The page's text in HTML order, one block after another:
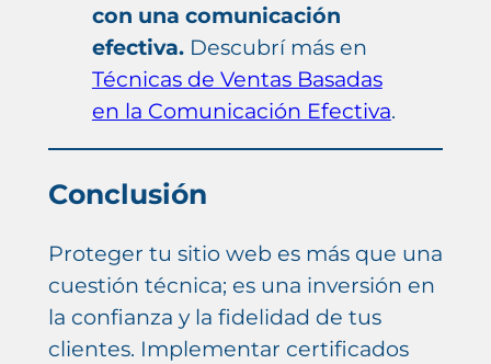
con una comunicación
efectiva.Descubrí más en
Técnicas de Ventas Basadas
en la Comunicación Efectiva.
Conclusión
Proteger tu sitio web es más que una
cuestión técnica; es una inversión en
la confianza y la fidelidad de tus
clientes. Implementar certificados